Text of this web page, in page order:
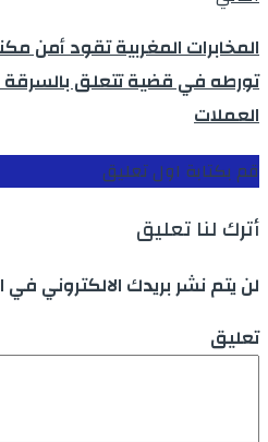
المخابرات المغربية تقود
تورطه في قضية تتعلق
العملات
قم بكتابة اول تعليق
أترك لنا تعليق
لن يتم نشر بريدك الالكتروني في
تعليق